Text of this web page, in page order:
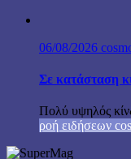
06/08/2026
Σε κατάσταση
Πολύ υψηλός
ροή ειδήσεων